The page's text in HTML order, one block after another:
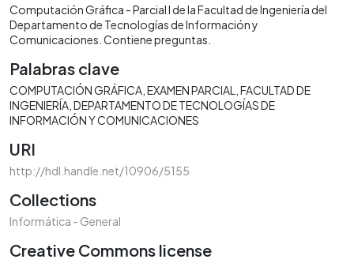
Computación Gráfica - Parcial I de la Facultad de Ingeniería del
Departamento de Tecnologías de Información y
Comunicaciones. Contiene preguntas.
Palabras clave
COMPUTACIÓN GRÁFICA EXAMEN PARCIAL
FACULTAD DE
INGENIERÍA DEPARTAMENTO DE TECNOLOGÍAS DE
INFORMACIÓN Y COMUNICACIONES
URI
http://hdl.handle.net/10906/5155
Collections
Informática - General
Creative Commons license